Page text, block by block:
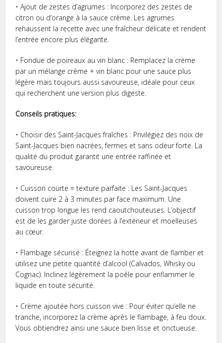
• Ajout de zestes d’agrumes : Incorporez des zestes de
citron ou d’orange à la sauce crème. Les agrumes
rehaussent la recette avec une fraîcheur délicate et rendent
l’entrée encore plus élégante.
• Fondue de poireaux au vin blanc : Remplacez la crème
par un mélange crème + vin blanc pour une sauce plus
légère mais toujours aussi savoureuse, idéale pour ceux
qui recherchent une version plus digeste.
Conseils pratiques:
• Choisir des Saint-Jacques fraîches : Privilégiez des noix de
Saint-Jacques bien nacrées, fermes et sans odeur forte. La
qualité du produit garantit une entrée raffinée et
savoureuse.
• Cuisson courte = texture parfaite : Les Saint-Jacques
doivent cuire 2 à 3 minutes par face maximum. Une
cuisson trop longue les rend caoutchouteuses. L’objectif
est de les garder juste dorées à l’extérieur et moelleuses
au cœur.
• Flambage sécurisé : Éteignez la hotte avant de flamber et
utilisez une petite quantité d’alcool (Calvados, Whisky ou
Cognac). Inclinez légèrement la poêle pour enflammer le
liquide en toute sécurité.
• Crème ajoutée hors cuisson vive : Pour éviter qu’elle ne
tranche, incorporez la crème après le flambage, à feu doux.
Vous obtiendrez ainsi une sauce bien lisse et onctueuse.